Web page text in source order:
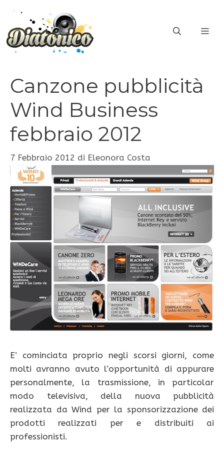
contenuto
Canzone pubblicità
Wind Business
febbraio 2012
7 Febbraio 2012 di Eleonora Costa
E’ cominciata proprio negli scorsi giorni, come
molti avranno avuto l’opportunità di appurare
personalmente, la trasmissione, in particolar
modo televisiva, della nuova pubblicità
realizzata da Wind per la sponsorizzazione dei
prodotti realizzati per e distribuiti ai
professionisti.